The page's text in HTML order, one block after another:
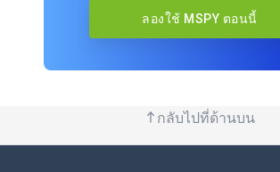
ลองใช้ MSPY ตอนนี้
กลับไปที่ด้านบน